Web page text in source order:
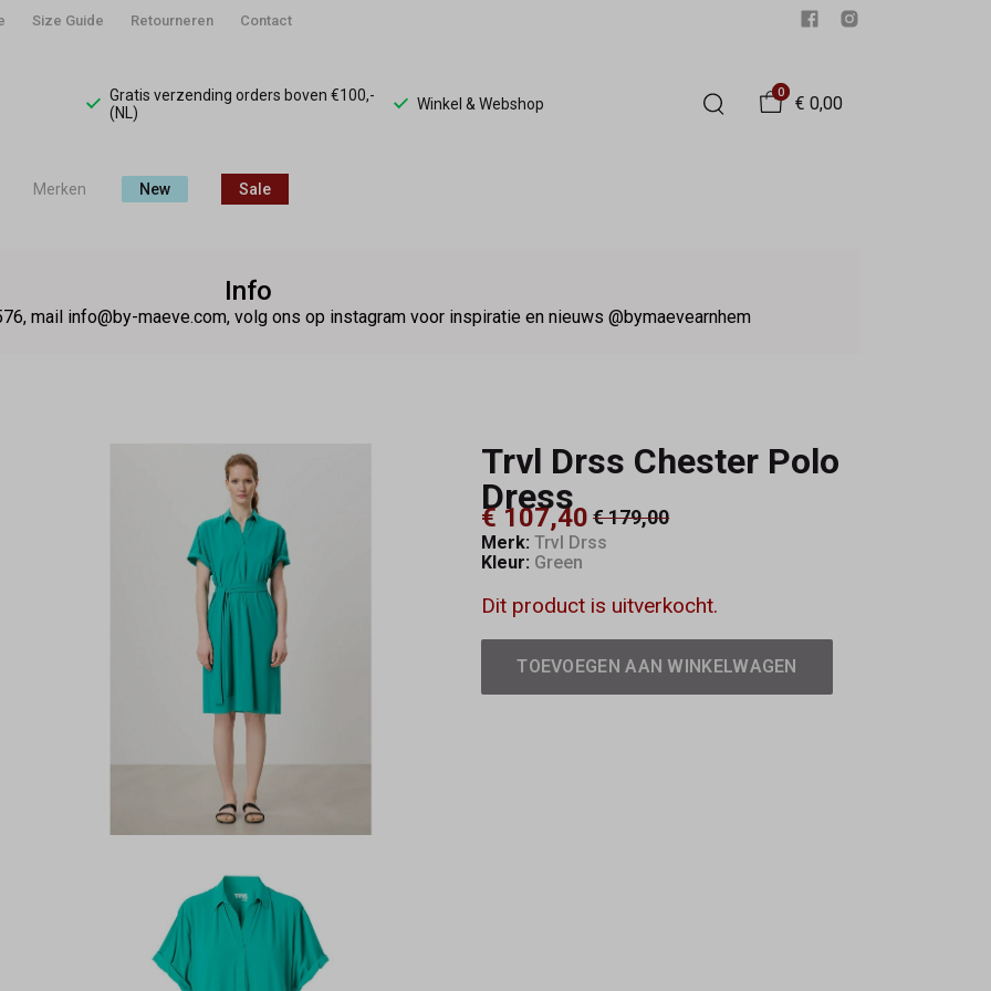
Size Guide Retourneren Contact
Gratis verzending orders boven €100,-
(NL)
Winkel & Webshop
0
€ 0,00
Merken New Sale
Info
mail info@by-maeve.com, volg ons op instagram voor inspiratie en nieuws @bymaevearnhem
Trvl Drss Chester Polo
Dress
€ 107,40 € 179,00
Merk: Trvl Drss
Kleur: Green
Dit product is uitverkocht.
TOEVOEGEN AAN WINKELWAGEN